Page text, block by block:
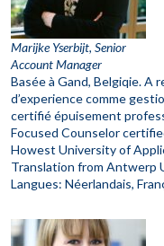
Marijke Yserbijt, Senior
Account Manager
Basée à Gand, Belgiqie. A
d’experience comme
certifié épuisement
Focused Counselor
Howest University of
Translation from Antwerp
Langues: Néerlandais,